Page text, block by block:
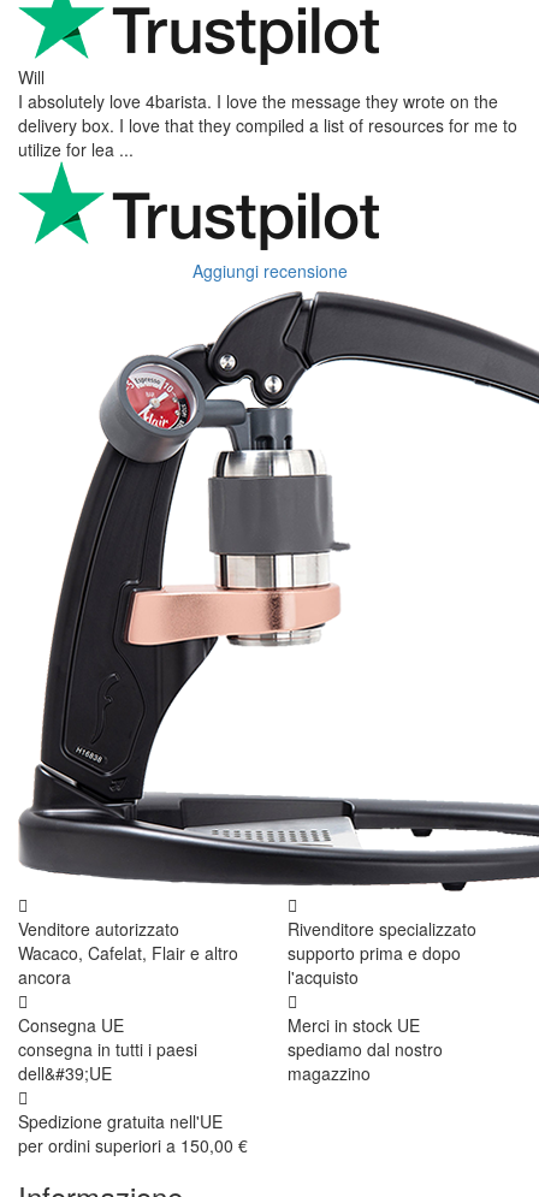
Will
I absolutely love 4barista. I love the message they wrote on the
delivery box. I love that they compiled a list of resources for me to
utilize for lea ...
Aggiungi recensione
Venditore autorizzato
Wacaco, Cafelat, Flair e altro
ancora
Rivenditore specializzato
supporto prima e dopo
l'acquisto
Consegna UE
consegna in tutti i paesi
dell&#39;UE
Merci in stock UE
spediamo dal nostro
magazzino
Spedizione gratuita nell'UE
per ordini superiori a 150,00 €